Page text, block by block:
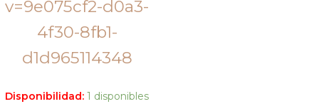
Disponibilidad: 1 disponibles